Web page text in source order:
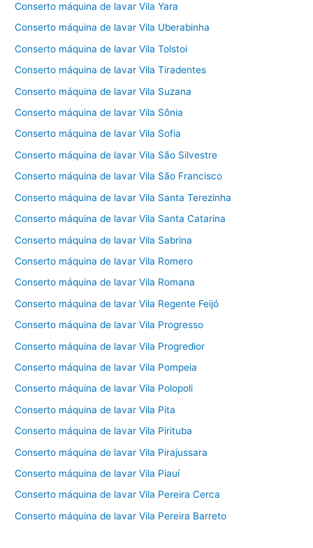
Conserto máquina de lavar Vila Yara
Conserto máquina de lavar Vila Uberabinha
Conserto máquina de lavar Vila Tolstoi
Conserto máquina de lavar Vila Tiradentes
Conserto máquina de lavar Vila Suzana
Conserto máquina de lavar Vila Sônia
Conserto máquina de lavar Vila Sofia
Conserto máquina de lavar Vila São Silvestre
Conserto máquina de lavar Vila São Francisco
Conserto máquina de lavar Vila Santa Terezinha
Conserto máquina de lavar Vila Santa Catarina
Conserto máquina de lavar Vila Sabrina
Conserto máquina de lavar Vila Romero
Conserto máquina de lavar Vila Romana
Conserto máquina de lavar Vila Regente Feijó
Conserto máquina de lavar Vila Progresso
Conserto máquina de lavar Vila Progredior
Conserto máquina de lavar Vila Pompeia
Conserto máquina de lavar Vila Polopoli
Conserto máquina de lavar Vila Pita
Conserto máquina de lavar Vila Pirituba
Conserto máquina de lavar Vila Pirajussara
Conserto máquina de lavar Vila Piauí
Conserto máquina de lavar Vila Pereira Cerca
Conserto máquina de lavar Vila Pereira Barreto